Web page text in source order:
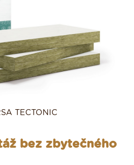
TECTONIC
bez zbytečného